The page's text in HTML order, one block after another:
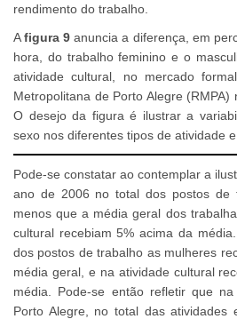
rendimento do trabalho.
Afigura 9 anuncia a diferença, em
hora, do trabalho feminino e o
atividade cultural, no mercado
Metropolitana de Porto Alegre (RMPA)
O desejo da figura é ilustrar a
sexo nos diferentes tipos de atividade
Pode-se constatar ao contemplar a
ano de 2006 no total dos postos de
menos que a média geral dos
cultural recebiam 5% acima da
dos postos de trabalho as mulheres
média geral, e na atividade cultural
média. Pode-se então refletir que
Porto Alegre, no total das atividades